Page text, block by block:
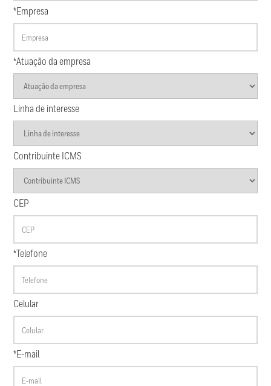
*Empresa
*Atuação da empresa
Linha de interesse
Contribuinte ICMS
CEP
*Telefone
Celular
*E-mail